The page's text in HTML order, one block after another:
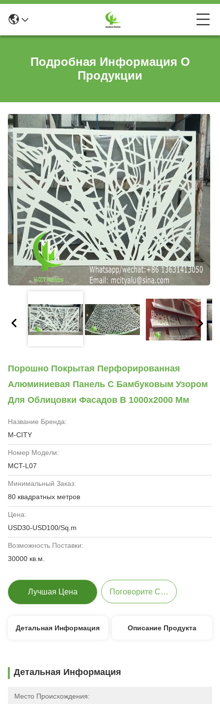
Подробная Информация О
Продукции
Порошно Покрытая Перфорированная
Алюминиевая Панель С Бамбуковым Узором
Для Облицовки Фасадов В 1000x2000 Мм
Название Бренда:
M-CITY
Номер Модели:
MCT-L07
Минимальный Заказ:
80 квадратных метров
Цена:
USD30-USD100/Sq.m
Возможность Поставки:
30000 кв.м.
Лучшая Цена Поговорите Сейчас
Детальная Информация Описание Продукта
Детальная Информация
Место Происхождения: